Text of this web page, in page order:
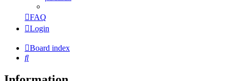
FAQ
Login
Board index
Search